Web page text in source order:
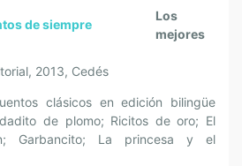
Los
mejores
2013, Cedés
clásicos en edición bilingüe
de plomo; Ricitos de oro; El
Garbancito; La princesa y el